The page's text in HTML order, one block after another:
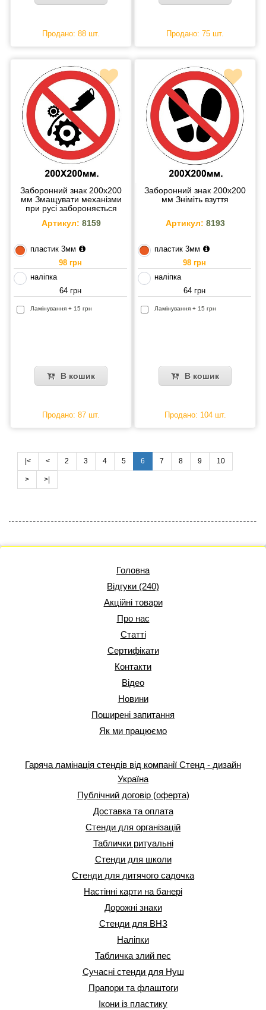
Продано: 88 шт. Продано: 75 шт.
Заборонний знак 200х200
мм Змащувати механізми
при русі забороняється
Артикул: 8159
пластик 3мм
98 грн
наліпка
64 грн
Ламінування + 15 грн
В кошик
Продано: 87 шт.
Заборонний знак 200х200
мм Зніміть взуття
Артикул: 8193
пластик 3мм
98 грн
наліпка
64 грн
Ламінування + 15 грн
В кошик
Продано: 104 шт.
|< < 2 3 4 5 6 7 8 9 10
> >|
Головна
Відгуки (240)
Акційні товари
Про нас
Статті
Сертифікати
Контакти
Відео
Новини
Поширені запитання
Як ми працюємо
Гаряча ламінація стендів від компанії Стенд - дизайн
Україна
Публічний договір (оферта)
Доставка та оплата
Стенди для організацій
Таблички ритуальні
Стенди для школи
Стенди для дитячого садочка
Настінні карти на банері
Дорожні знаки
Стенди для ВНЗ
Наліпки
Табличка злий пес
Сучасні стенди для Нуш
Прапори та флаштоги
Ікони із пластику